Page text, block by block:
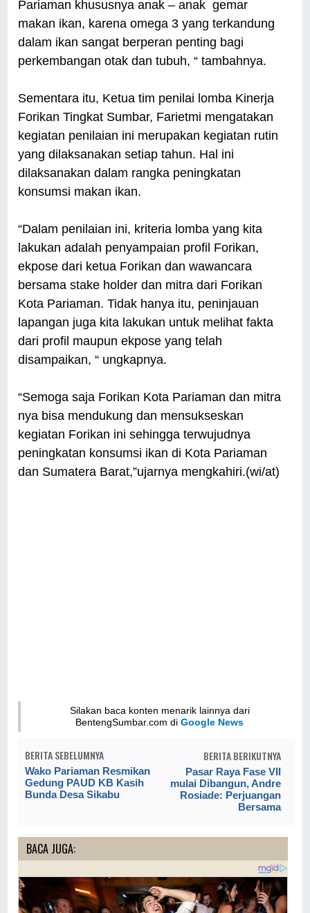
Pariaman khususnya anak – anak gemar
makan ikan, karena omega 3 yang terkandung
dalam ikan sangat berperan penting bagi
perkembangan otak dan tubuh, “ tambahnya.
Sementara itu, Ketua tim penilai lomba Kinerja
Forikan Tingkat Sumbar, Farietmi mengatakan
kegiatan penilaian ini merupakan kegiatan rutin
yang dilaksanakan setiap tahun. Hal ini
dilaksanakan dalam rangka peningkatan
konsumsi makan ikan.
“Dalam penilaian ini, kriteria lomba yang kita
lakukan adalah penyampaian profil Forikan,
ekpose dari ketua Forikan dan wawancara
bersama stake holder dan mitra dari Forikan
Kota Pariaman. Tidak hanya itu, peninjauan
lapangan juga kita lakukan untuk melihat fakta
dari profil maupun ekpose yang telah
disampaikan, “ ungkapnya.
“Semoga saja Forikan Kota Pariaman dan mitra
nya bisa mendukung dan mensukseskan
kegiatan Forikan ini sehingga terwujudnya
peningkatan konsumsi ikan di Kota Pariaman
dan Sumatera Barat,”ujarnya mengkahiri.(wi/at)
Silakan baca konten menarik lainnya dari
BentengSumbar.com diGoogle News
BERITA SEBELUMNYA
Wako Pariaman Resmikan
Gedung PAUD KB Kasih
Bunda Desa Sikabu
BERITA BERIKUTNYA
Pasar Raya Fase VII
mulai Dibangun, Andre
Rosiade: Perjuangan
Bersama
BACA JUGA: